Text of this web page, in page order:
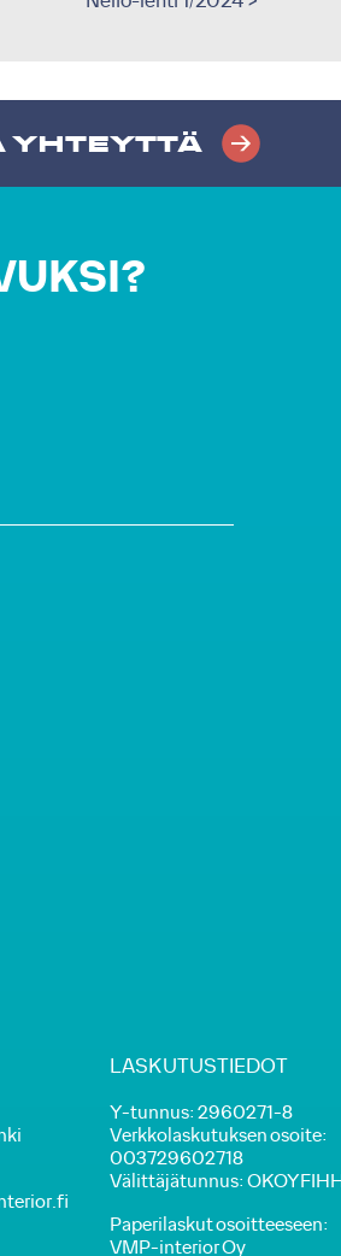
YHTEYTTÄ
LASKUTUSTIEDOT
Y-tunnus: 2960271-8
Verkkolaskutuksen osoite:
003729602718
Välittäjätunnus: OKOYFIHH
Paperilaskut osoitteeseen:
VMP-interior Oy